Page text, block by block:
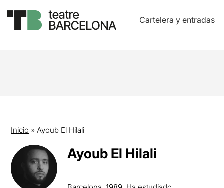
Cartelera y entradas
Inicio »Ayoub El Hilali
Ayoub El Hilali